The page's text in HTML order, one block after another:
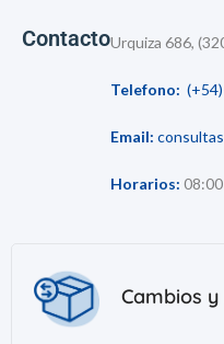
ContactoUrquiza 686,
Telefono:
Email:
Horarios: 08:00
Cambios